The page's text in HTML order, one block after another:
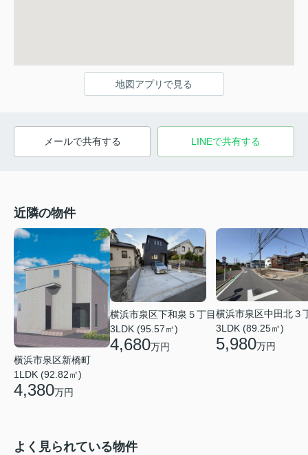
地図アプリで見る
メールで共有する LINEで共有する
近隣の物件
横浜市泉区新橋町
1LDK (92.82㎡)
4,380万円
横浜市泉区下和泉５丁目
3LDK (95.57㎡)
4,680万円
横浜市泉区中田北３
3LDK (89.25㎡)
5,980万円
よく見られている物件